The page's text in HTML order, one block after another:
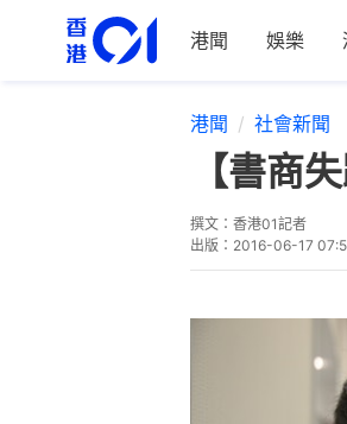
港聞 娛樂
港聞 社會新聞
【書商
撰文： 香港01記者
出版： 2016-06-17